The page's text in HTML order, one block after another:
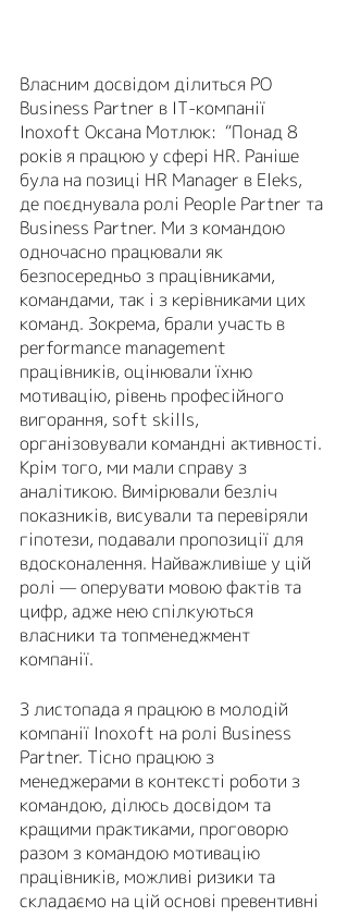
Власним досвідом ділиться PO
Business Partner в ІТ-компанії
Inoxoft Оксана Мотлюк:  “Понад 8
років я працюю у сфері HR. Раніше
була на позиці HR Manager в Eleks,
де поєднувала ролі People Partner та
Business Partner. Ми з командою
одночасно працювали як
безпосередньо з працівниками,
командами, так і з керівниками цих
команд. Зокрема, брали участь в
performance management
працівників, оцінювали їхню
мотивацію, рівень професійного
вигорання, soft skills,
організовували командні активності.
Крім того, ми мали справу з
аналітикою. Вимірювали безліч
показників, висували та перевіряли
гіпотези, подавали пропозиції для
вдосконалення. Найважливіше у цій
ролі — оперувати мовою фактів та
цифр, адже нею спілкуються
власники та топменеджмент
компанії.
З листопада я працюю в молодій
компанії Inoxoft на ролі Business
Partner. Тісно працюю з
менеджерами в контексті роботи з
командою, ділюсь досвідом та
кращими практиками, проговорю
разом з командою мотивацію
працівників, можливі ризики та
складаємо на цій основі превентивні